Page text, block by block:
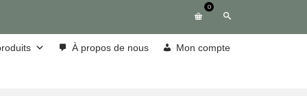
0
À propos de nous Mon compte